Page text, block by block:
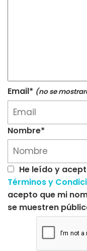
Email* (no se
Nombre*
He leído y
Términos y
acepto que mi
se muestren